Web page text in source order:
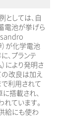
しては、自
電池が挙げら
が化学電池
、プランテ
により発明さ
の改良は加え
利用されて
搭載され、
ています。
給にも使わ